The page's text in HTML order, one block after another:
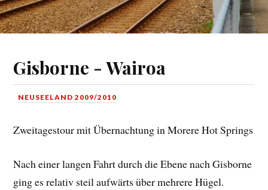
Gisborne - Wairoa
NEUSEELAND 2009/2010
Zweitagestour mit Übernachtung in Morere Hot Springs
Nach einer langen Fahrt durch die Ebene nach Gisborne
ging es relativ steil aufwärts über mehrere Hügel.